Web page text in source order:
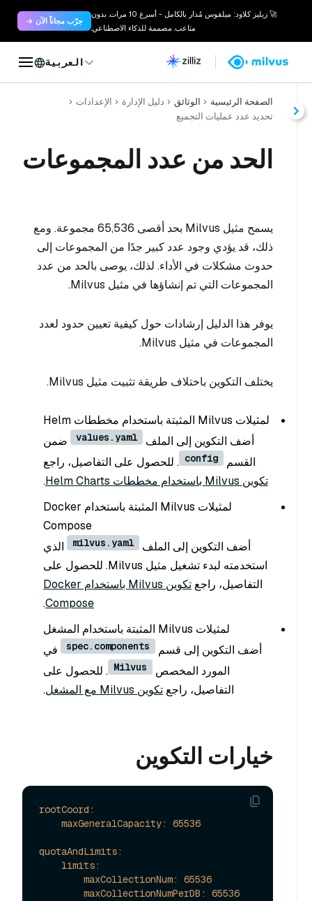
🚀 زيليز كلاود: ميلفوس مُدار بالكامل - أسرع 10 مرات. بدون
متاعب. مصممة للذكاء الاصطناعي.
جرّب مجاناً الآن →
العربية
الصفحة الرئيسية الوثائق دليل الإدارة
الإعدادات
تحديد عدد عمليات التجميع
الحد من عدد المجموعات
يسمح مثيل Milvus بحد أقصى 65,536 مجموعة. ومع
ذلك، قد يؤدي وجود عدد كبير جدًا من المجموعات إلى
حدوث مشكلات في الأداء. لذلك، يوصى بالحد من عدد
المجموعات التي تم إنشاؤها في مثيل Milvus.
يوفر هذا الدليل إرشادات حول كيفية تعيين حدود لعدد
المجموعات في مثيل Milvus.
يختلف التكوين باختلاف طريقة تثبيت مثيل Milvus.
لمثيلات Milvus المثبتة باستخدام مخططات Helm
أضف التكوين إلى الملف
values.yaml
ضمن
القسم
config . للحصول على التفاصيل، راجع
تكوين Milvus باستخدام مخططات Helm Charts
.
لمثيلات Milvus المثبتة باستخدام Docker
Compose
أضف التكوين إلى الملف
milvus.yaml
الذي
استخدمته لبدء تشغيل مثيل Milvus. للحصول على
التفاصيل، راجع
تكوين Milvus باستخدام Docker
Compose
.
لمثيلات Milvus المثبتة باستخدام المشغل
أضف التكوين إلى قسم
spec.components
في
المورد المخصص
Milvus . للحصول على
التفاصيل، راجع تكوين Milvus مع المشغل .
خيارات التكوين
rootCoord:
maxGeneralCapacity:
65536
quotaAndLimits:
limits:
maxCollectionNum:
65536
maxCollectionNumPerDB:
65536